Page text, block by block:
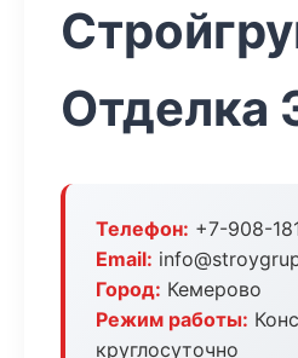
Отделка
Телефон: +7-908-
Email:
Город: Кемерово
Режим работы:
круглосуточно